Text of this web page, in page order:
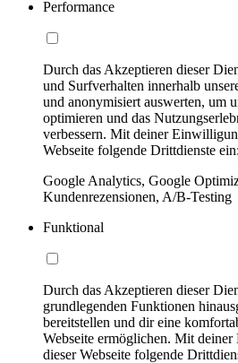
Performance
Durch das Akzeptieren dieser
und Surfverhalten innerhalb
und anonymisiert auswerten, um
optimieren und das
verbessern. Mit deiner
Webseite folgende Drittdienste ein:
Google Analytics, Google
Kundenrezensionen, A/B-Testing
Funktional
Durch das Akzeptieren dieser
grundlegenden Funktionen
bereitstellen und dir eine
Webseite ermöglichen. Mit
dieser Webseite folgende